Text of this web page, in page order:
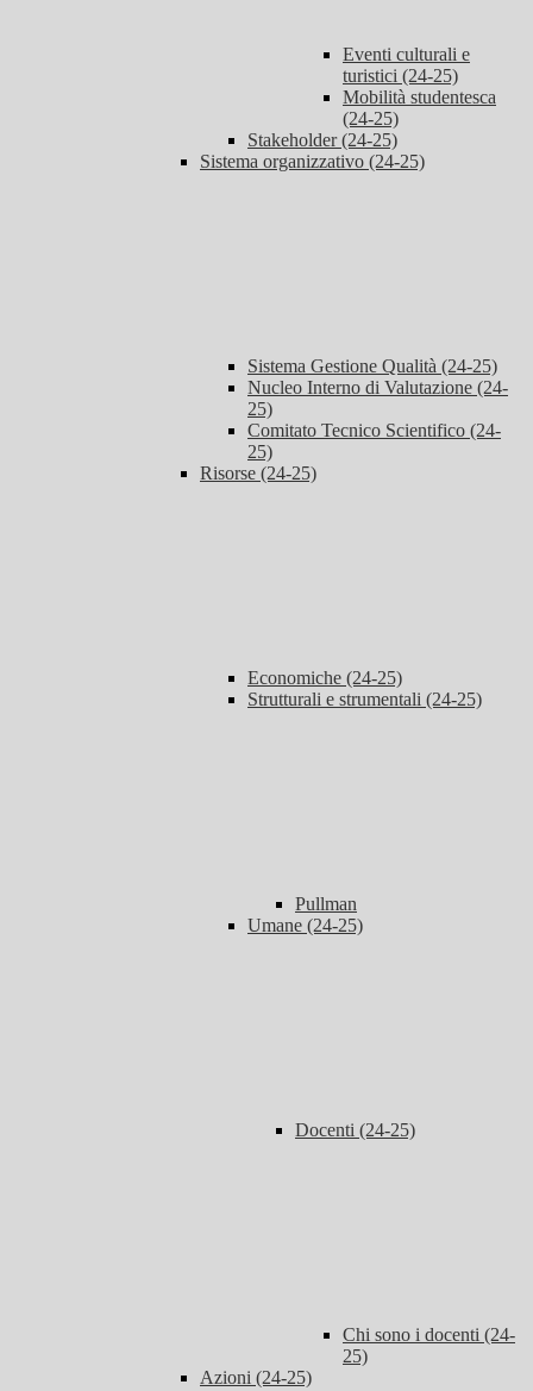
Eventi culturali e
turistici (24-25)
Mobilità studentesca
(24-25)
Stakeholder (24-25)
Sistema organizzativo (24-25)
Sistema Gestione Qualità (24-25)
Nucleo Interno di Valutazione (24-
25)
Comitato Tecnico Scientifico (24-
25)
Risorse (24-25)
Economiche (24-25)
Strutturali e strumentali (24-25)
Pullman
Umane (24-25)
Docenti (24-25)
Chi sono i docenti (24-
25)
Azioni (24-25)